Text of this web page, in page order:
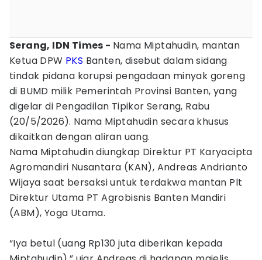
Serang, IDN Times - Nama Miptahudin, mantan
Ketua DPW PKS Banten, disebut dalam sidang
tindak pidana korupsi pengadaan minyak goreng
di BUMD milik Pemerintah Provinsi Banten, yang
digelar di Pengadilan Tipikor Serang, Rabu
(20/5/2026). Nama Miptahudin secara khusus
dikaitkan dengan aliran uang.
Nama Miptahudin diungkap Direktur PT Karyacipta
Agromandiri Nusantara (KAN), Andreas Andrianto
Wijaya saat bersaksi untuk terdakwa mantan Plt
Direktur Utama PT Agrobisnis Banten Mandiri
(ABM), Yoga Utama.
“Iya betul (uang Rp130 juta diberikan kepada